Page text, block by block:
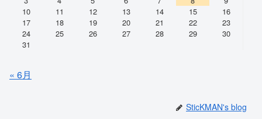
10
11 12 13 14 15
16
17
18 19 20 21 22
23
24
25 26 27 28 29
30
31
« 6月
SticKMAN's blog